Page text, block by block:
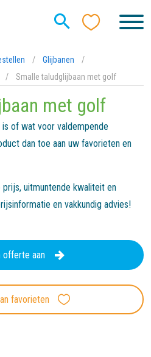
/ Glijbanen
/
/ Smalle taludglijbaan met golf
met golf
of wat voor valdempende
dan toe aan uw favorieten en
uitmuntende kwaliteit en
en vakkundig advies!
offerte aan
favorieten